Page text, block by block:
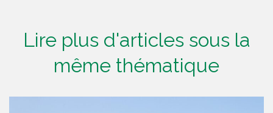
Lire plus d'articles sous la
même thématique